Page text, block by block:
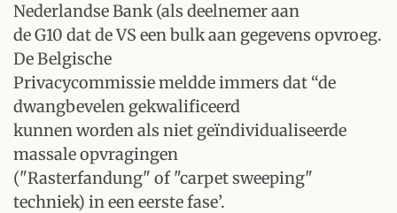
Nederlandse Bank (als deelnemer aan
de G10 dat de VS een bulk aan gegevens opvroeg.
De Belgische
Privacycommissie meldde immers dat “de
dwangbevelen gekwalificeerd
kunnen worden als niet geïndividualiseerde
massale opvragingen
("Rasterfandung" of "carpet sweeping"
techniek) in een eerste fase’.